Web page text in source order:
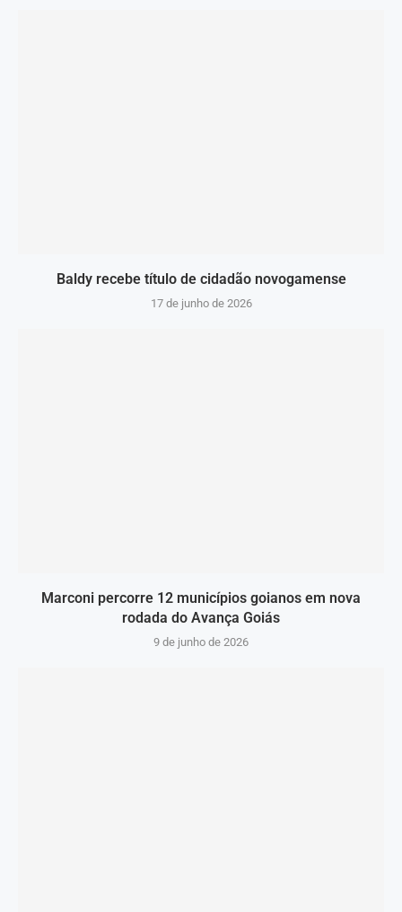
Baldy recebe título de cidadão novogamense
17 de junho de 2026
Marconi percorre 12 municípios goianos em nova
rodada do Avança Goiás
9 de junho de 2026